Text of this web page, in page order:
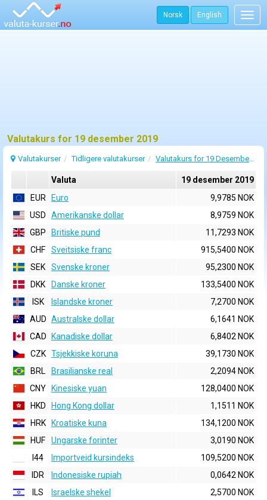
Norsk English
Valutakurs for 19 desember 2019
Valutakurser Tidligere valutakurser Valutakurs for 19 Desember 2019
Valuta
19 desember 2019
EUR
Euro
9,9785 NOK
USD
Amerikanske dollar
8,9759 NOK
GBP
Britiske pund
11,7293 NOK
CHF
Sveitsiske franc
915,5400 NOK
SEK
Svenske kroner
95,2300 NOK
DKK
Danske kroner
133,5400 NOK
ISK
Islandske kroner
7,2700 NOK
AUD Australske dollar
6,1641 NOK
CAD
Kanadiske dollar
6,8402 NOK
CZK Tsjekkiske koruna
39,1730 NOK
BRL
Brasilianske real
2,2094 NOK
CNY
Kinesiske yuan
128,0400 NOK
HKD
Hong Kong dollar
1,1511 NOK
HRK
Kroatiske kuna
134,1200 NOK
HUF
Ungarske forinter
3,0190 NOK
I44
Importveid kursindeks
109,5200 NOK
IDR
Indonesiske rupiah
0,0642 NOK
ILS
Israelske shekel
2,5700 NOK